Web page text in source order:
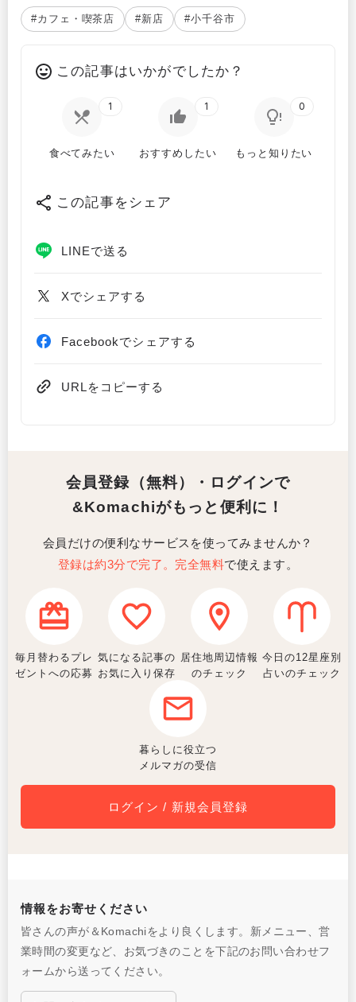
#カフェ・喫茶店 #新店 #小千谷市
この記事はいかがでしたか？
食べてみたい
1
おすすめしたい
1
もっと知りたい
0
この記事をシェア
LINEで送る
Xでシェアする
Facebookでシェアする
URLをコピーする
会員登録（無料）・ログインで
&Komachiがもっと便利に！
会員だけの便利なサービスを使ってみませんか？
登録は約3分で完了。完全無料で使えます。
毎月替わるプレ
ゼントへの応募
気になる記事の
お気に入り保存
居住地周辺情報
のチェック
今日の12星座別
占いのチェック
暮らしに役立つ
メルマガの受信
ログイン / 新規会員登録
情報をお寄せください
皆さんの声が＆Komachiをより良くします。新メニュー、営
業時間の変更など、お気づきのことを下記のお問い合わせフ
ォームから送ってください。